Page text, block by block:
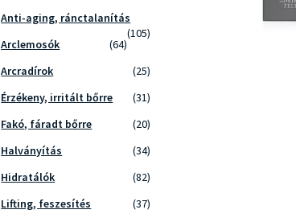
Anti-aging, ránctalanítás
(105)
Arclemosók
(64)
Arcradírok
(25)
Érzékeny, irritált bőrre
(31)
Fakó, fáradt bőrre
(20)
Halványítás
(34)
Hidratálók
(82)
Lifting, feszesítés
(37)